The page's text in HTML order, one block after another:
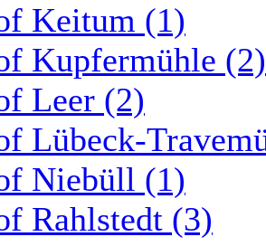
Keitum (1)
Kupfermühle (2)
Leer (2)
Lübeck-
Niebüll (1)
Rahlstedt (3)